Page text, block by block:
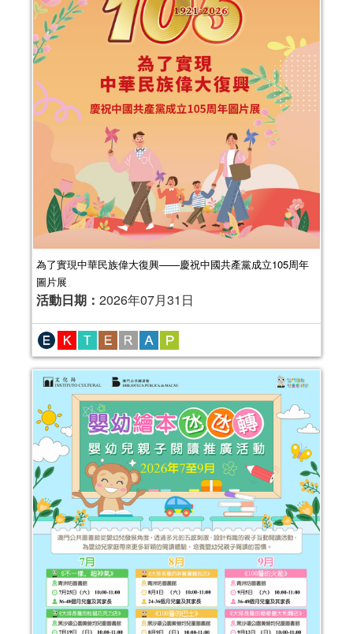
為了實現中華民族偉大復興——慶祝中國共產黨成立105周年
圖片展
活動日期： 2026年07月31日